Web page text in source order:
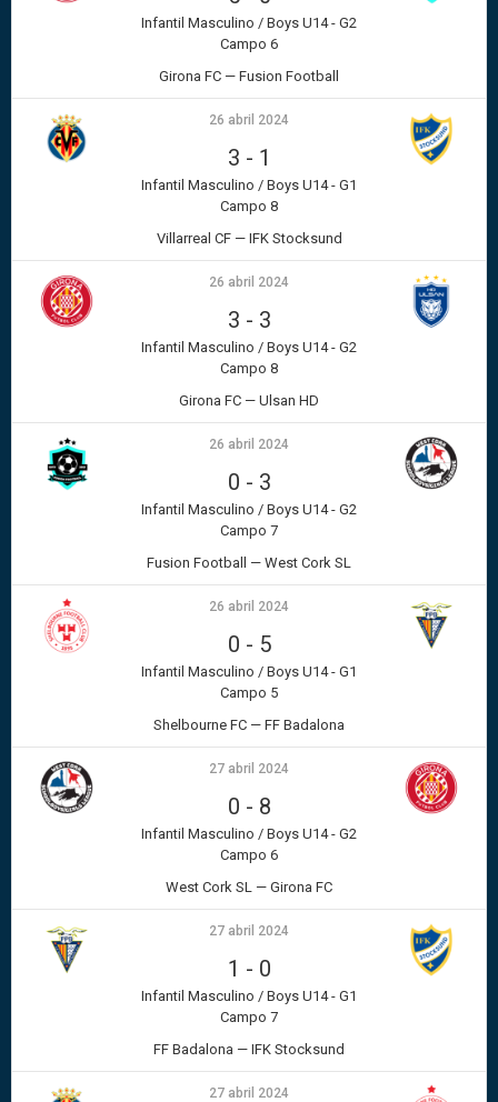
Infantil Masculino / Boys U14 - G2
Campo 6
Girona FC — Fusion Football
26 abril 2024
3 - 1
Infantil Masculino / Boys U14 - G1
Campo 8
Villarreal CF — IFK Stocksund
26 abril 2024
3 - 3
Infantil Masculino / Boys U14 - G2
Campo 8
Girona FC — Ulsan HD
26 abril 2024
0 - 3
Infantil Masculino / Boys U14 - G2
Campo 7
Fusion Football — West Cork SL
26 abril 2024
0 - 5
Infantil Masculino / Boys U14 - G1
Campo 5
Shelbourne FC — FF Badalona
27 abril 2024
0 - 8
Infantil Masculino / Boys U14 - G2
Campo 6
West Cork SL — Girona FC
27 abril 2024
1 - 0
Infantil Masculino / Boys U14 - G1
Campo 7
FF Badalona — IFK Stocksund
27 abril 2024